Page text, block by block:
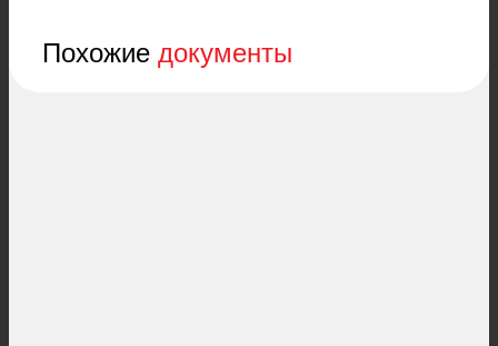
Похожие документы